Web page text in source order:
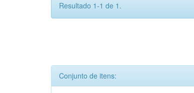
Resultado 1-1 de 1.
Conjunto de itens: